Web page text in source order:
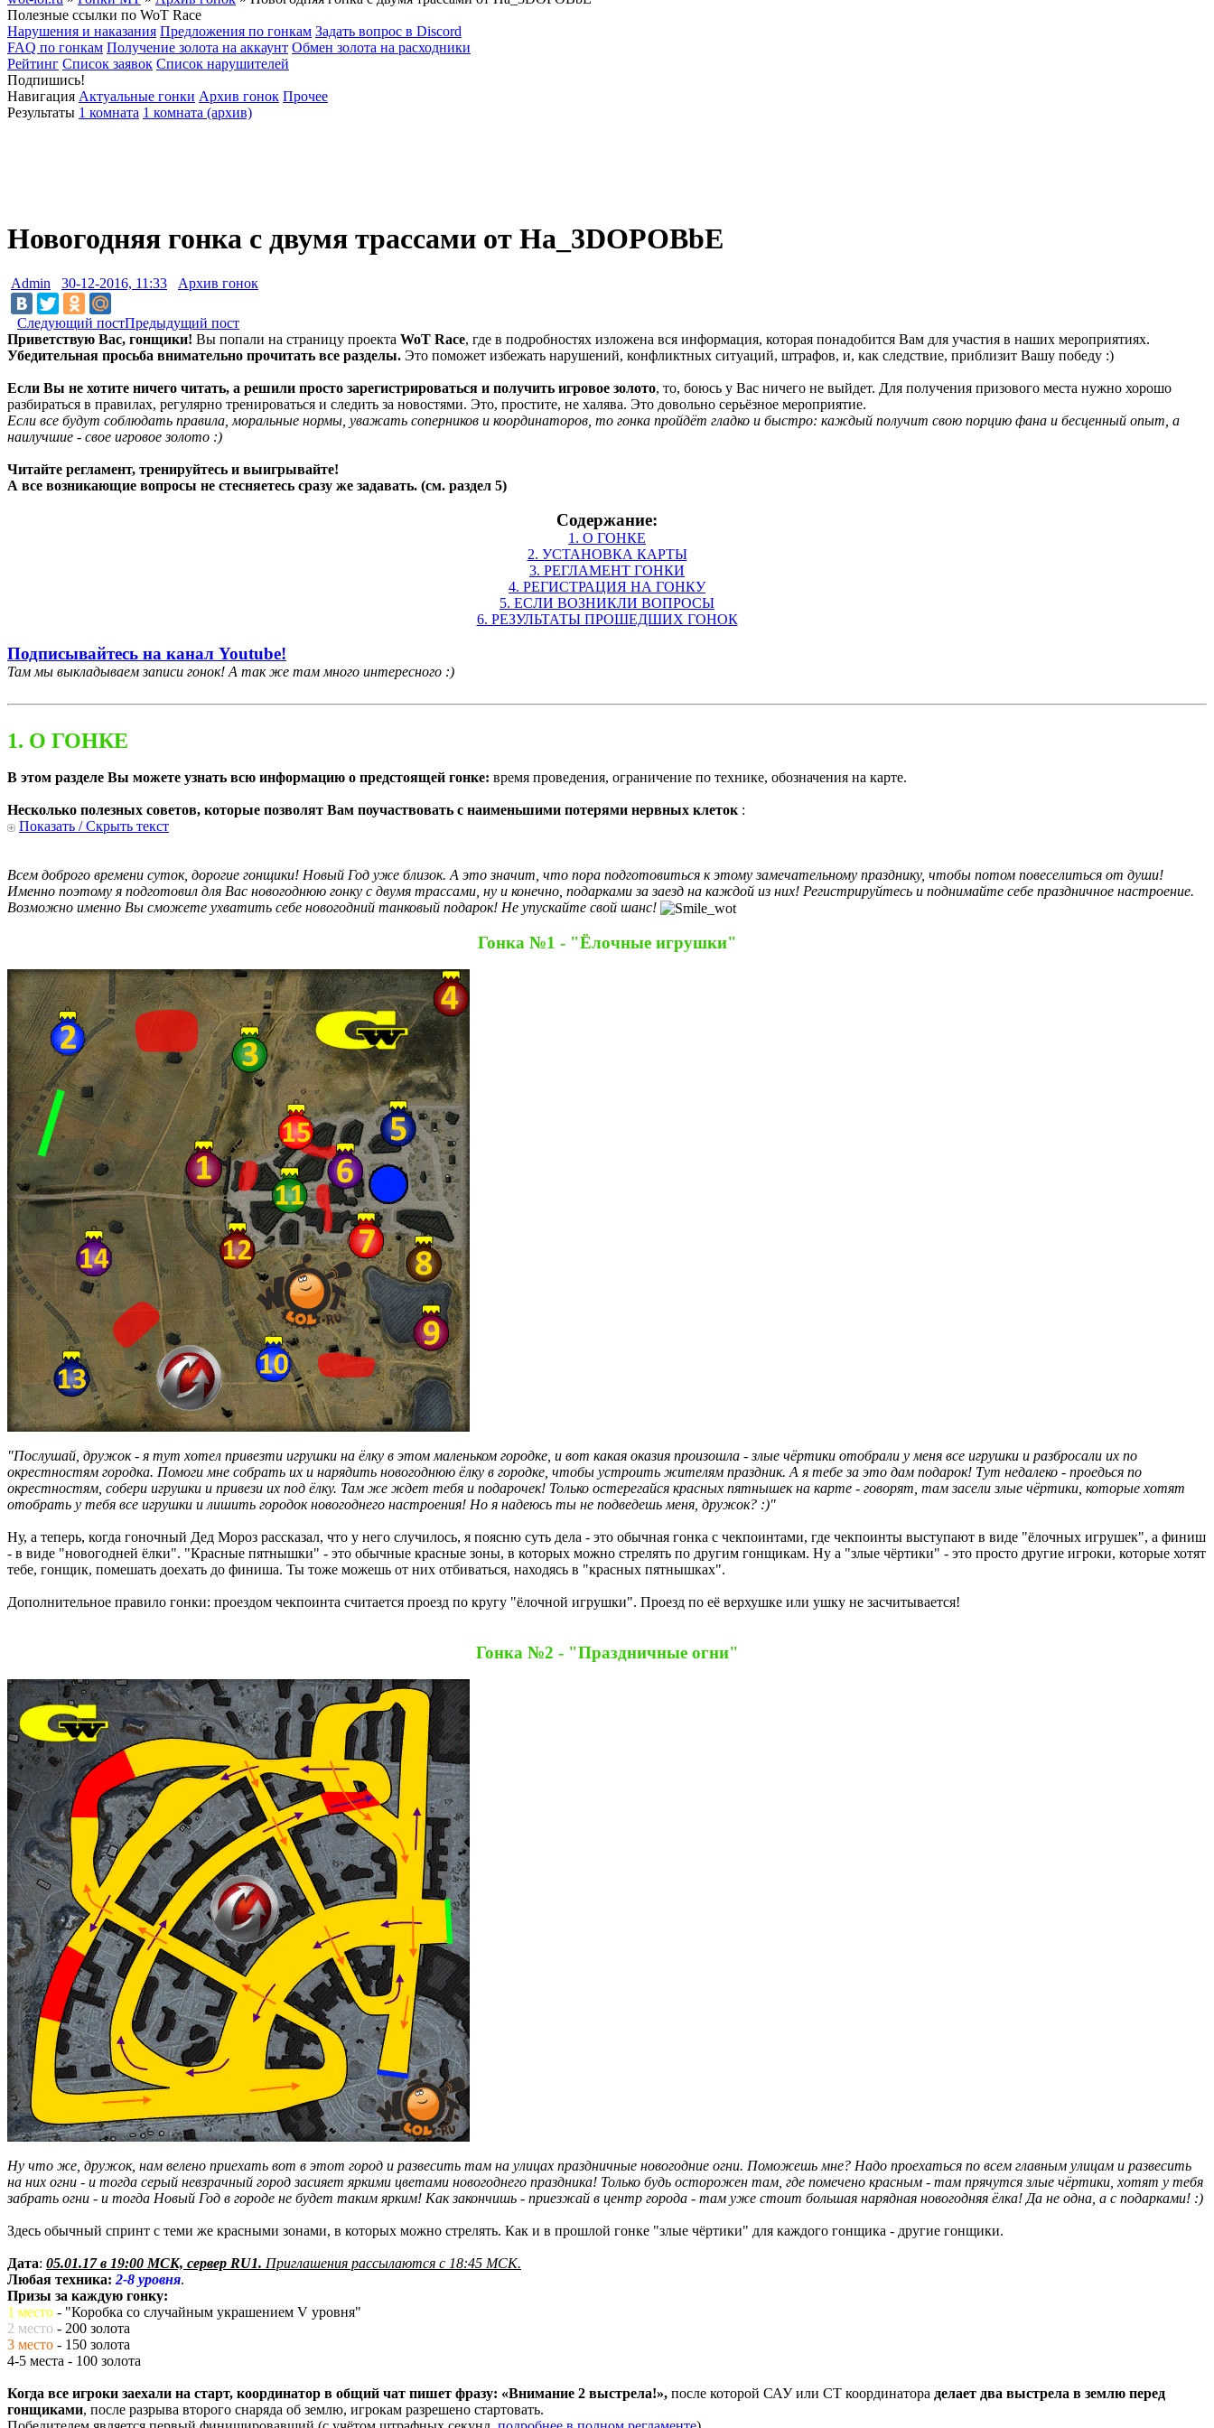
Полезные ссылки по WoT Race
Нарушения и наказания Предложения по гонкам Задать вопрос в Discord
FAQ по гонкам Получение золота на аккаунт Обмен золота на расходники
Рейтинг Список заявок Список нарушителей
Подпишись!
Навигация Актуальные гонки Архив гонок Прочее
Результаты 1 комната 1 комната (архив)
Новогодняя гонка с двумя трассами от Ha_3DOPOBbE
Admin 30-12-2016, 11:33 Архив гонок
Следующий постПредыдущий пост
Приветствую Вас, гонщики! Вы попали на страницу проекта WoT Race, где в подробностях изложена вся информация, которая понадобится Вам для участия в наших мероприятиях.
Убедительная просьба внимательно прочитать все разделы. Это поможет избежать нарушений, конфликтных ситуаций, штрафов, и, как следствие, приблизит Вашу победу :)
Если Вы не хотите ничего читать, а решили просто зарегистрироваться и получить игровое золото, то, боюсь у Вас ничего не выйдет. Для получения призового места нужно хорошо
разбираться в правилах, регулярно тренироваться и следить за новостями. Это, простите, не халява. Это довольно серьёзное мероприятие.
Если все будут соблюдать правила, моральные нормы, уважать соперников и координаторов, то гонка пройдёт гладко и быстро: каждый получит свою порцию фана и бесценный опыт, а
наилучшие - свое игровое золото :)
Читайте регламент, тренируйтесь и выигрывайте!
А все возникающие вопросы не стесняетесь сразу же задавать. (см. раздел 5)
Содержание:
1. О ГОНКЕ
2. УСТАНОВКА КАРТЫ
3. РЕГЛАМЕНТ ГОНКИ
4. РЕГИСТРАЦИЯ НА ГОНКУ
5. ЕСЛИ ВОЗНИКЛИ ВОПРОСЫ
6. РЕЗУЛЬТАТЫ ПРОШЕДШИХ ГОНОК
Подписывайтесь на канал Youtube!
Там мы выкладываем записи гонок! А так же там много интересного :)
1. О ГОНКЕ
В этом разделе Вы можете узнать всю информацию о предстоящей гонке: время проведения, ограничение по технике, обозначения на карте.
Несколько полезных советов, которые позволят Вам поучаствовать с наименьшими потерями нервных клеток :
Показать / Скрыть текст
Всем доброго времени суток, дорогие гонщики! Новый Год уже близок. А это значит, что пора подготовиться к этому замечательному празднику, чтобы потом повеселиться от души!
Именно поэтому я подготовил для Вас новогоднюю гонку с двумя трассами, ну и конечно, подарками за заезд на каждой из них! Регистрируйтесь и поднимайте себе праздничное настроение.
Возможно именно Вы сможете ухватить себе новогодний танковый подарок! Не упускайте свой шанс!
Гонка №1 - "Ёлочные игрушки"
"Послушай, дружок - я тут хотел привезти игрушки на ёлку в этом маленьком городке, и вот какая оказия произошла - злые чёртики отобрали у меня все игрушки и разбросали их по
окрестностям городка. Помоги мне собрать их и нарядить новогоднюю ёлку в городке, чтобы устроить жителям праздник. А я тебе за это дам подарок! Тут недалеко - проедься по
окрестностям, собери игрушки и привези их под ёлку. Там же ждет тебя и подарочек! Только остерегайся красных пятнышек на карте - говорят, там засели злые чёртики, которые хотят
отобрать у тебя все игрушки и лишить городок новогоднего настроения! Но я надеюсь ты не подведешь меня, дружок? :)"
Ну, а теперь, когда гоночный Дед Мороз рассказал, что у него случилось, я поясню суть дела - это обычная гонка с чекпоинтами, где чекпоинты выступают в виде "ёлочных игрушек", а финиш
- в виде "новогодней ёлки". "Красные пятнышки" - это обычные красные зоны, в которых можно стрелять по другим гонщикам. Ну а "злые чёртики" - это просто другие игроки, которые хотят
тебе, гонщик, помешать доехать до финиша. Ты тоже можешь от них отбиваться, находясь в "красных пятнышках".
Дополнительное правило гонки: проездом чекпоинта считается проезд по кругу "ёлочной игрушки". Проезд по её верхушке или ушку не засчитывается!
Гонка №2 - "Праздничные огни"
Ну что же, дружок, нам велено приехать вот в этот город и развесить там на улицах праздничные новогодние огни. Поможешь мне? Надо проехаться по всем главным улицам и развесить
на них огни - и тогда серый невзрачный город засияет яркими цветами новогоднего праздника! Только будь осторожен там, где помечено красным - там прячутся злые чёртики, хотят у тебя
забрать огни - и тогда Новый Год в городе не будет таким ярким! Как закончишь - приезжай в центр города - там уже стоит большая нарядная новогодняя ёлка! Да не одна, а с подарками! :)
Здесь обычный спринт с теми же красными зонами, в которых можно стрелять. Как и в прошлой гонке "злые чёртики" для каждого гонщика - другие гонщики.
Дата: 05.01.17 в 19:00 МСК, сервер RU1. Приглашения рассылаются с 18:45 МСК.
Любая техника: 2-8 уровня.
Призы за каждую гонку:
1 место - "Коробка со случайным украшением V уровня"
2 место - 200 золота
3 место - 150 золота
4-5 места - 100 золота
Когда все игроки заехали на старт, координатор в общий чат пишет фразу: «Внимание 2 выстрела!», после которой САУ или СТ координатора делает два выстрела в землю перед
гонщиками, после разрыва второго снаряда об землю, игрокам разрешено стартовать.